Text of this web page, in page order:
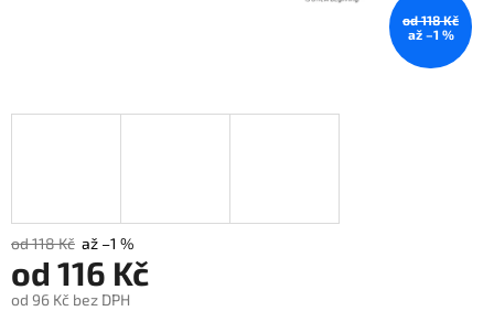
od 118 Kč
až –1 %
od 118 Kč až –1 %
od 116 Kč
od 96 Kč bez DPH